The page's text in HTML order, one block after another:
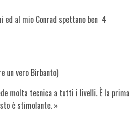
ed al mio Conrad spettano ben 4
un vero Birbanto)
molta tecnica a tutti i livelli. È la prima
è stimolante. »